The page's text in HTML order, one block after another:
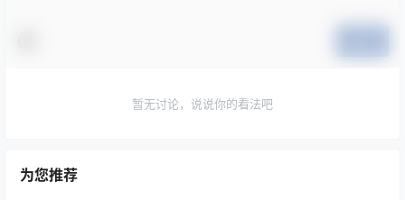
暂无讨论，说说你的看法吧
为您推荐